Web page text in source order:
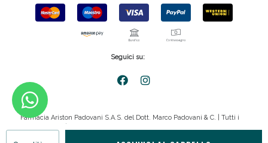
Seguici su:
Farmacia Ariston Padovani S.A.S. del Dott. Marco Padovani & C. | Tutti i